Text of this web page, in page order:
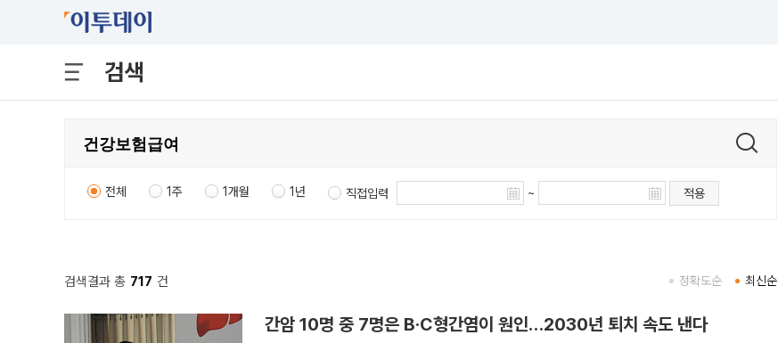
검색
전체 1주 1개월 1년 직접입력 ~ 적용
검색결과 총 717 건 최신순
정확도순
간암 10명 중 7명은 B·C형간염이 원인…2030년 퇴치 속도 낸다